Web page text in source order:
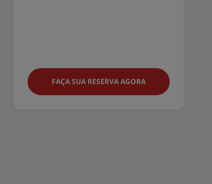
FAÇA SUA RESERVA AGORA